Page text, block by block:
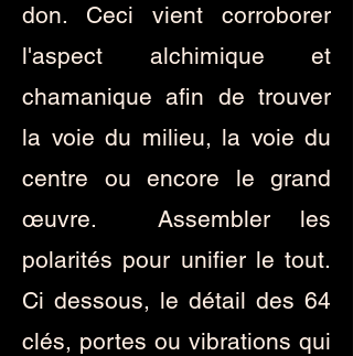
don. Ceci vient corroborer
l'aspect alchimique et
chamanique afin de trouver
la voie du milieu, la voie du
centre ou encore le grand
œuvre. Assembler les
polarités pour unifier le tout.
Ci dessous, le détail des 64
clés, portes ou vibrations qui